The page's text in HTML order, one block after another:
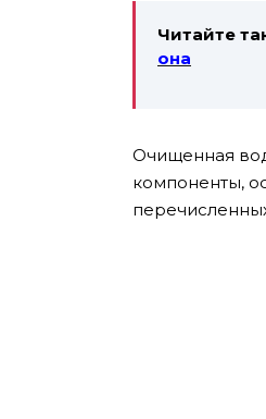
Читайте
она
Очищенная
компоненты,